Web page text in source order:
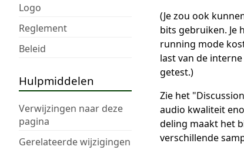
Logo
Reglement
Beleid
Hulpmiddelen
Verwijzingen naar deze
pagina
Gerelateerde wijzigingen
(Je zou ook
bits gebruiken. Je
running mode
last van de
getest.)
Zie het
audio kwaliteit
deling maakt het
verschillende